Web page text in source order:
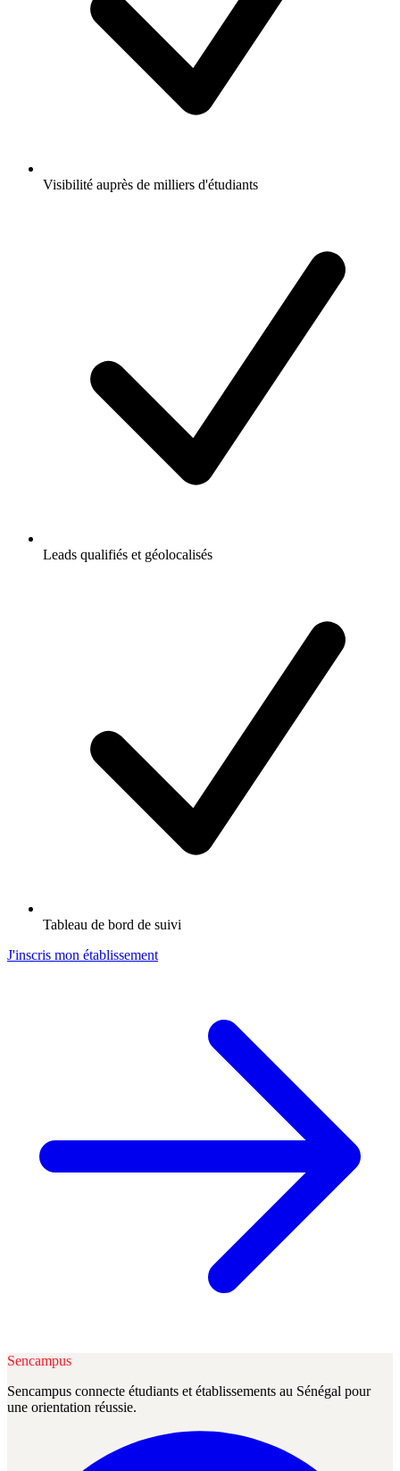
Visibilité auprès de milliers d'étudiants
Leads qualifiés et géolocalisés
Tableau de bord de suivi
J'inscris mon établissement
Sencampus
Sencampus connecte étudiants et établissements au Sénégal pour
une orientation réussie.